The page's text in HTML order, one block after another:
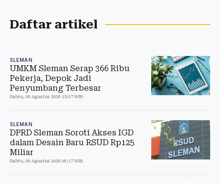
Daftar artikel
SLEMAN
UMKM Sleman Serap 366 Ribu
Pekerja, Depok Jadi
Penyumbang Terbesar
Sabtu, 08 Agustus 2026 15:07 WIB
SLEMAN
DPRD Sleman Soroti Akses IGD
dalam Desain Baru RSUD Rp125
Miliar
Sabtu, 08 Agustus 2026 06:17 WIB